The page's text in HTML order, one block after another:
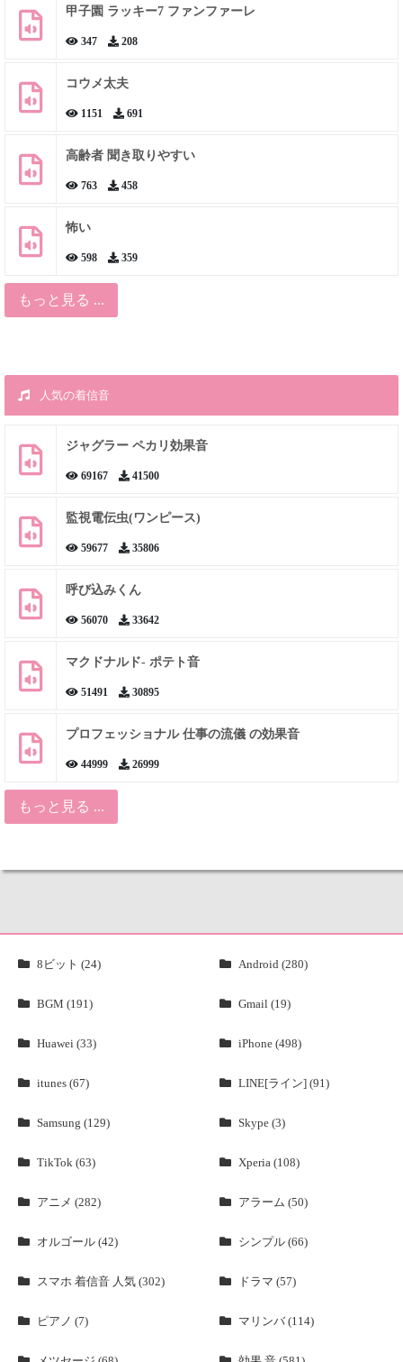
甲子園 ラッキー7 ファンファーレ
347 208
コウメ太夫
1151 691
高齢者 聞き取りやすい
763 458
怖い
598 359
もっと見る ...
人気の着信音
ジャグラー ペカリ効果音
69167 41500
監視電伝虫(ワンピース)
59677 35806
呼び込みくん
56070 33642
マクドナルド- ポテト音
51491 30895
プロフェッショナル 仕事の流儀 の効果音
44999 26999
もっと見る ...
8ビット (24) Android (280)
BGM (191) Gmail (19)
Huawei (33) iPhone (498)
itunes (67) LINE[ライン] (91)
Samsung (129) Skype (3)
TikTok (63) Xperia (108)
アニメ (282) アラーム (50)
オルゴール (42) シンプル (66)
スマホ 着信音 人気 (302) ドラマ (57)
ピアノ (7) マリンバ (114)